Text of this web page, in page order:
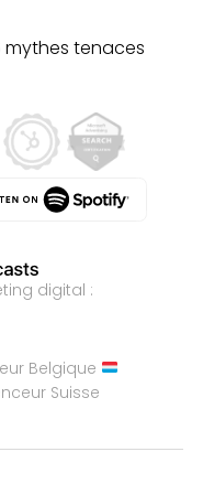
mythes tenaces
digital :
Belgique
Suisse